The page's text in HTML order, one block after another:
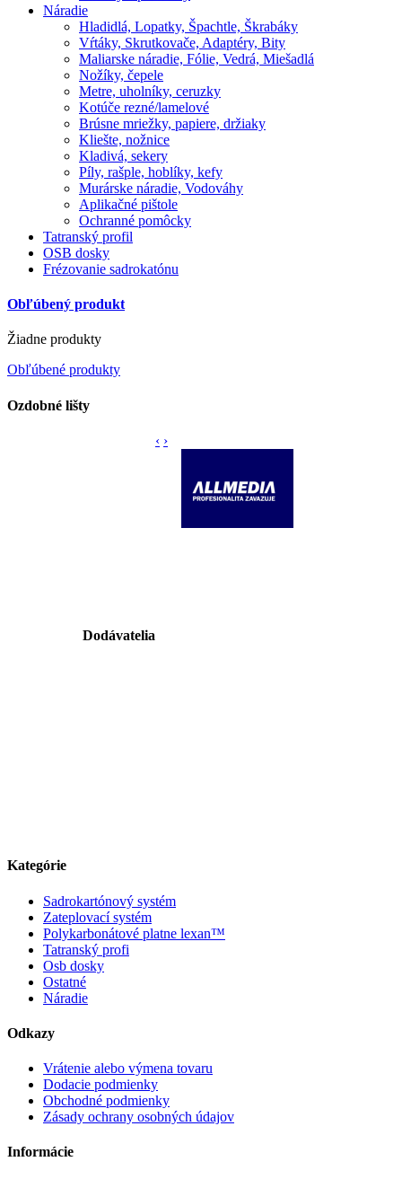
Náradie
Hladidlá, Lopatky, Špachtle, Škrabáky
Vŕtáky, Skrutkovače, Adaptéry, Bity
Maliarske náradie, Fólie, Vedrá, Miešadlá
Nožíky, čepele
Metre, uholníky, ceruzky
Kotúče rezné/lamelové
Brúsne mriežky, papiere, držiaky
Kliešte, nožnice
Kladivá, sekery
Píly, rašple, hoblíky, kefy
Murárske náradie, Vodováhy
Aplikačné pištole
Ochranné pomôcky
Tatranský profil
OSB dosky
Frézovanie sadrokatónu
Obľúbený produkt
Žiadne produkty
Obľúbené produkty
Ozdobné lišty
Dodávatelia
‹ ›
Kategórie
Sadrokartónový systém
Zateplovací systém
Polykarbonátové platne lexan™
Tatranský profi
Osb dosky
Ostatné
Náradie
Odkazy
Vrátenie alebo výmena tovaru
Dodacie podmienky
Obchodné podmienky
Zásady ochrany osobných údajov
Informácie